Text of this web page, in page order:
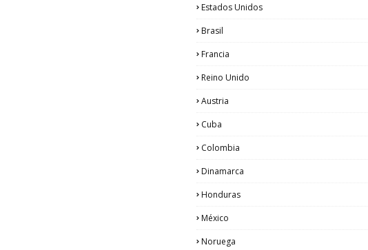
Estados Unidos
Brasil
Francia
Reino Unido
Austria
Cuba
Colombia
Dinamarca
Honduras
México
Noruega